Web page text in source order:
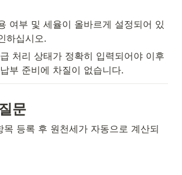
여부 및 세율이 올바르게 설정되어 있
하십시오.
처리 상태가 정확히 입력되어야 이후
부 준비에 차질이 없습니다.
문
목 등록 후 원천세가 자동으로 계산되